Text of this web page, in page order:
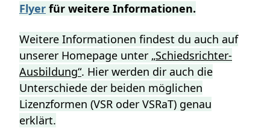
Flyer für weitere Informationen.
Weitere Informationen findest du auch auf
unserer Homepage unter „Schiedsrichter-
Ausbildung“. Hier werden dir auch die
Unterschiede der beiden möglichen
Lizenzformen (VSR oder VSRaT) genau
erklärt.